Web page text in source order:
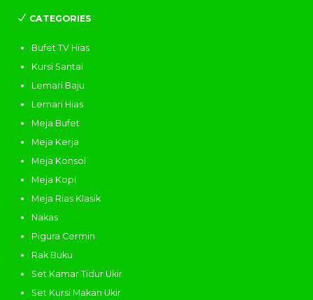
CATEGORIES
Bufet TV Hias
Kursi Santai
Lemari Baju
Lemari Hias
Meja Bufet
Meja Kerja
Meja Konsol
Meja Kopi
Meja Rias Klasik
Nakas
Pigura Cermin
Rak Buku
Set Kamar Tidur Ukir
Set Kursi Makan Ukir